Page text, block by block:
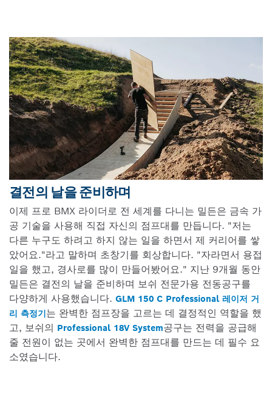
결전의 날을 준비하며
이제 프로 BMX 라이더로 전 세계를 다니는 밀든은 금속 가
공 기술을 사용해 직접 자신의 점프대를 만듭니다. "저는
다른 누구도 하려고 하지 않는 일을 하면서 제 커리어를 쌓
았어요."라고 말하며 초창기를 회상합니다. "자라면서 용접
일을 했고, 경사로를 많이 만들어봤어요." 지난 9개월 동안
밀든은 결전의 날을 준비하며 보쉬 전문가용 전동공구를
다양하게 사용했습니다. GLM 150 C Professional 레이저 거
리 측정기 는 완벽한 점프장을 고르는 데 결정적인 역할을 했
고, 보쉬의 Professional 18V System공구는 전력을 공급해
줄 전원이 없는 곳에서 완벽한 점프대를 만드는 데 필수 요
소였습니다.